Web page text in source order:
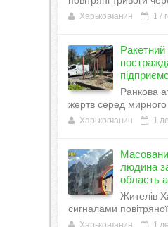
Харьковчанин 17
Ракетний
Ранкова
жертв серед мирного
Харьковчанин 1
людина
область
Жителів
сигналами повітряної
Харьковчанин 1